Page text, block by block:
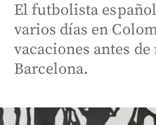
El futbolista
varios días en
vacaciones antes de
Barcelona.